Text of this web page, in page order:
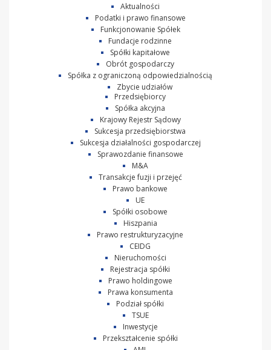
Aktualności
Podatki i prawo finansowe
Funkcjonowanie Spółek
Fundacje rodzinne
Spółki kapitałowe
Obrót gospodarczy
Spółka z ograniczoną odpowiedzialnością
Zbycie udziałów
Przedsiębiorcy
Spółka akcyjna
Krajowy Rejestr Sądowy
Sukcesja przedsiębiorstwa
Sukcesja działalności gospodarczej
Sprawozdanie finansowe
M&A
Transakcje fuzji i przejęć
Prawo bankowe
UE
Spółki osobowe
Hiszpania
Prawo restrukturyzacyjne
CEIDG
Nieruchomości
Rejestracja spółki
Prawo holdingowe
Prawa konsumenta
Podział spółki
TSUE
Inwestycje
Przekształcenie spółki